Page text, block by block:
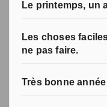
Le printemps, un
Les choses
ne pas faire.
Très bonne